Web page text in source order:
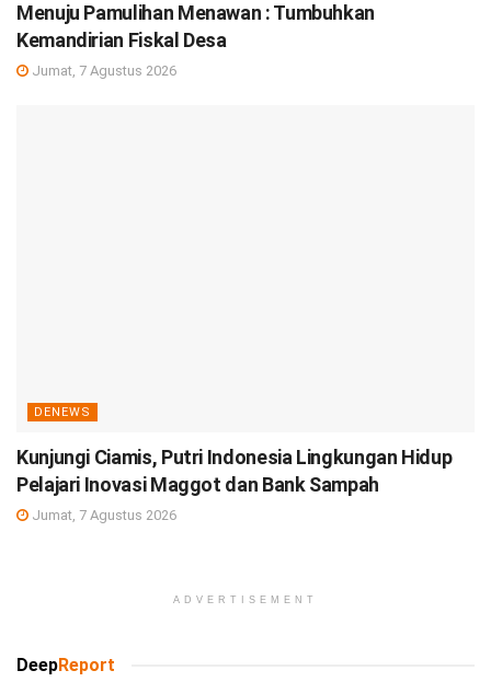
Menuju Pamulihan Menawan : Tumbuhkan
Kemandirian Fiskal Desa
Jumat, 7 Agustus 2026
DENEWS
Kunjungi Ciamis, Putri Indonesia Lingkungan Hidup
Pelajari Inovasi Maggot dan Bank Sampah
Jumat, 7 Agustus 2026
ADVERTISEMENT
DeepReport